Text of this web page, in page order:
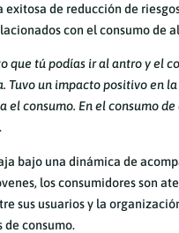
de reducción de
con el consumo de
que tú podías ir al antro y el
Tuvo un impacto positivo en
el consumo. En el consumo
bajo una dinámica de
los consumidores son
sus usuarios y la
de consumo.